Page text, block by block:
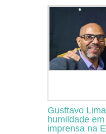
Gusttavo
humildade
imprensa na